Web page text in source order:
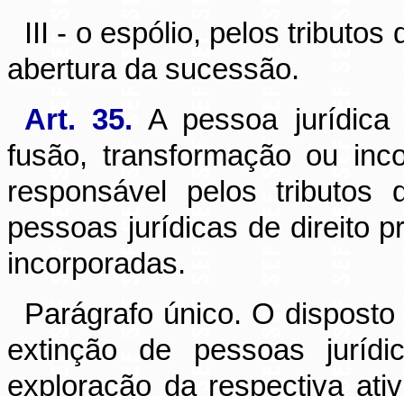
III - o espólio, pelos tributos
abertura da sucessão.
Art. 35. A pessoa
fusão, transformação ou
responsável pelos
pessoas jurídicas de direito
incorporadas.
Parágrafo único. O
extinção de pessoas
exploração da respectiva